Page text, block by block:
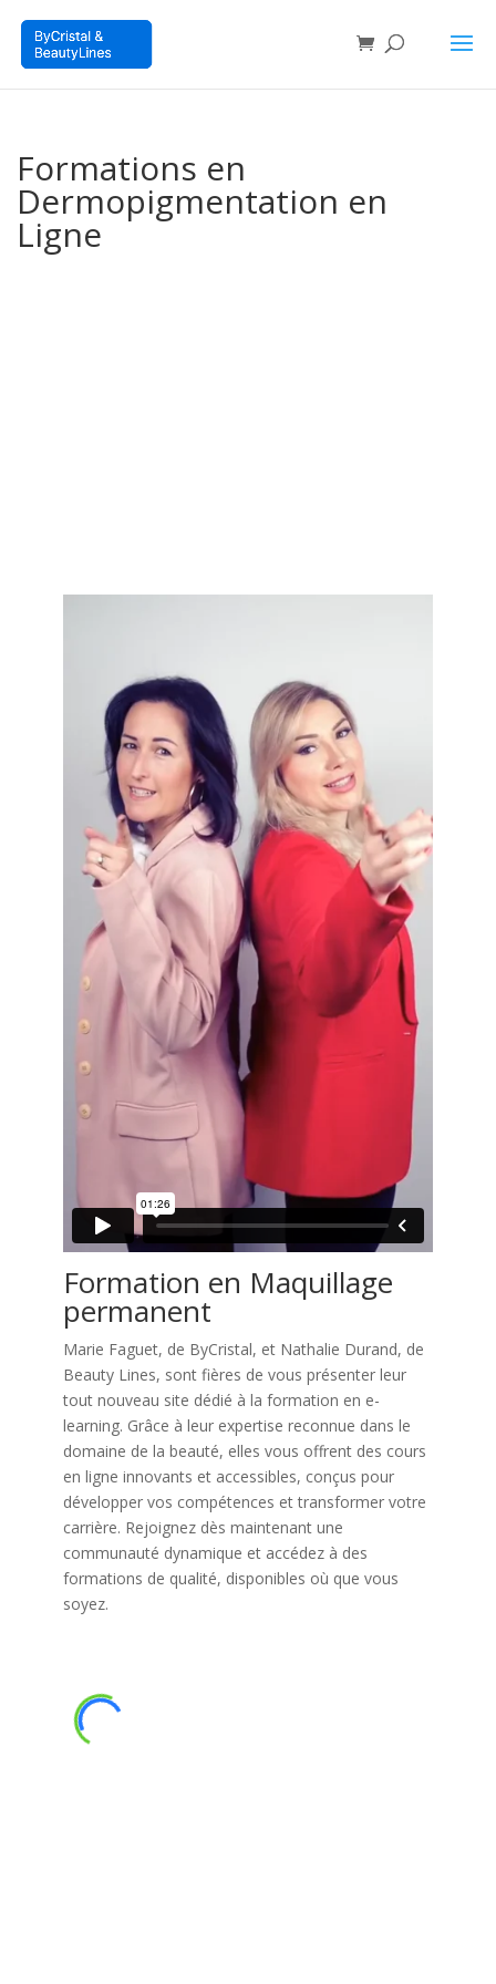
Formations en
Dermopigmentation en
Ligne
Formation en Maquillage
permanent
Marie Faguet, de ByCristal, et Nathalie Durand, de
Beauty Lines, sont fières de vous présenter leur
tout nouveau site dédié à la formation en e-
learning. Grâce à leur expertise reconnue dans le
domaine de la beauté, elles vous offrent des cours
en ligne innovants et accessibles, conçus pour
développer vos compétences et transformer votre
carrière. Rejoignez dès maintenant une
communauté dynamique et accédez à des
formations de qualité, disponibles où que vous
soyez.